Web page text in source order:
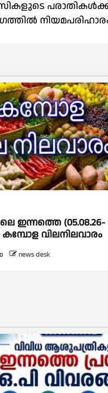
ഇന്നത്തെ (05.08.26-
വിലനിലവാരം
news desk